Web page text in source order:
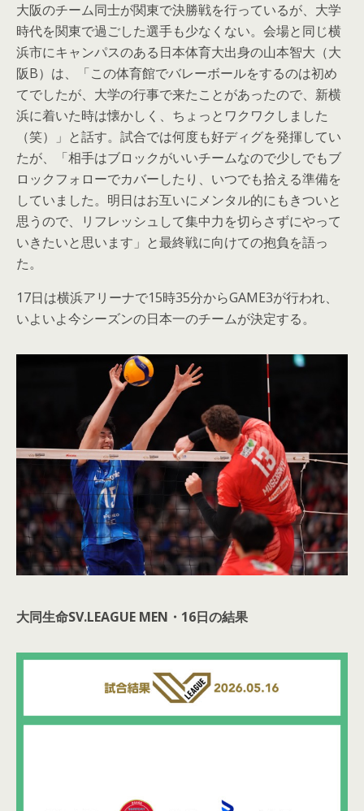
大阪のチーム同士が関東で決勝戦を行っているが、大学
時代を関東で過ごした選手も少なくない。会場と同じ横
浜市にキャンパスのある日本体育大出身の山本智大（大
阪B）は、「この体育館でバレーボールをするのは初め
てでしたが、大学の行事で来たことがあったので、新横
浜に着いた時は懐かしく、ちょっとワクワクしました
（笑）」と話す。試合では何度も好ディグを発揮してい
たが、「相手はブロックがいいチームなので少しでもブ
ロックフォローでカバーしたり、いつでも拾える準備を
していました。明日はお互いにメンタル的にもきついと
思うので、リフレッシュして集中力を切らさずにやって
いきたいと思います」と最終戦に向けての抱負を語っ
た。
17日は横浜アリーナで15時35分からGAME3が行われ、
いよいよ今シーズンの日本一のチームが決定する。
大同生命SV.LEAGUE MEN・16日の結果